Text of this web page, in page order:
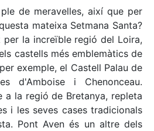
de meravelles, així que per
mateixa Setmana Santa?
per la increïble regió del Loira,
castells més emblemàtics de
exemple, el Castell Palau de
d'Amboise i Chenonceau.
a la regió de Bretanya, repleta
i les seves cases tradicionals
Pont Aven és un altre dels